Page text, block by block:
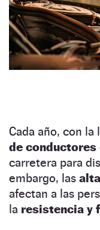
Cada año, con la
de conductores
carretera para
embargo, las
afectan a las
la resistencia y